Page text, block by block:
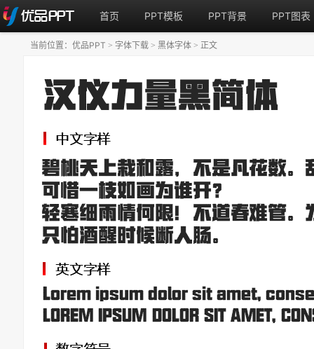
首页 PPT模板 PPT背景 PPT图表
当前位置： 优品PPT > 字体下载 > 黑体字体 > 正文